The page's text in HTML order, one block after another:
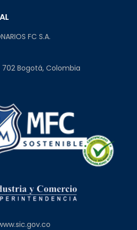
FC S.A.
Bogotá, Colombia